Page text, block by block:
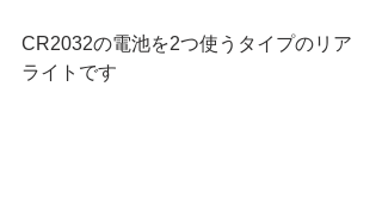
CR2032の電池を2つ使うタイプのリア
ライトです